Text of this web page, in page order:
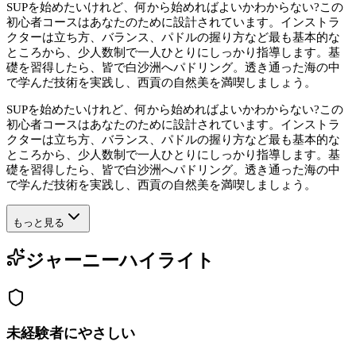
SUPを始めたいけれど、何から始めればよいかわからない?この
初心者コースはあなたのために設計されています。インストラ
クターは立ち方、バランス、パドルの握り方など最も基本的な
ところから、少人数制で一人ひとりにしっかり指導します。基
礎を習得したら、皆で白沙洲へパドリング。透き通った海の中
で学んだ技術を実践し、西貢の自然美を満喫しましょう。
SUPを始めたいけれど、何から始めればよいかわからない?この
初心者コースはあなたのために設計されています。インストラ
クターは立ち方、バランス、パドルの握り方など最も基本的な
ところから、少人数制で一人ひとりにしっかり指導します。基
礎を習得したら、皆で白沙洲へパドリング。透き通った海の中
で学んだ技術を実践し、西貢の自然美を満喫しましょう。
もっと見る
ジャーニーハイライト
未経験者にやさしい